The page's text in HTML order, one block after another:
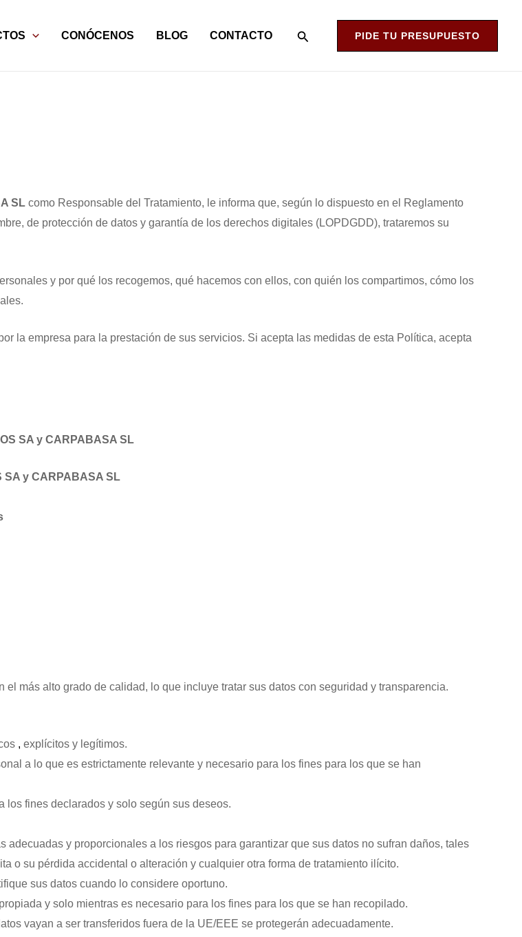
CONÓCENOS BLOG CONTACTO Buscar PIDE TU PRESUPUESTO
SL como Responsable del Tratamiento, le informa que, según lo dispuesto en el Reglamento
de protección de datos y garantía de los derechos digitales (LOPDGDD), trataremos su
y por qué los recogemos, qué hacemos con ellos, con quién los compartimos, cómo los
la empresa para la prestación de sus servicios. Si acepta las medidas de esta Política, acepta
SA y CARPABASA SL
SA y CARPABASA SL
más alto grado de calidad, lo que incluye tratar sus datos con seguridad y transparencia.
, explícitos y legítimos.
a lo que es estrictamente relevante y necesario para los fines para los que se han
los fines declarados y solo según sus deseos.
adecuadas y proporcionales a los riesgos para garantizar que sus datos no sufran daños, tales
o su pérdida accidental o alteración y cualquier otra forma de tratamiento ilícito.
sus datos cuando lo considere oportuno.
y solo mientras es necesario para los fines para los que se han recopilado.
vayan a ser transferidos fuera de la UE/EEE se protegerán adecuadamente.